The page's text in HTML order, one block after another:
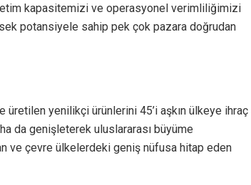
kapasitemizi ve operasyonel verimliliğimizi
potansiyele sahip pek çok pazara doğrudan
yenilikçi ürünlerini 45’i aşkın ülkeye ihraç
da genişleterek uluslararası büyüme
ve çevre ülkelerdeki geniş nüfusa hitap eden